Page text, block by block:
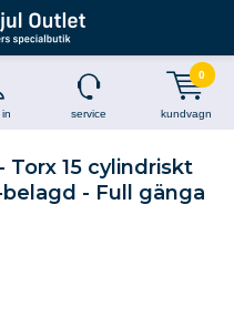
service kundvagn
0
Torx 15 cylindriskt
- Full gänga